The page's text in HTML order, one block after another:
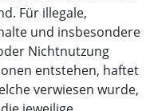
Für illegale,
und insbesondere
Nichtnutzung
entstehen, haftet
verwiesen wurde,